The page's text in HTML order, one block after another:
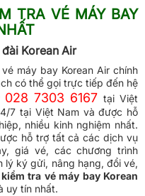
TRA VÉ MÁY BAY
Korean Air
máy bay Korean Air chính
có thể gọi trực tiếp đến hệ
028 7303 6167 tại Việt
7 tại Việt Nam và được hỗ
nhiều kinh nghiệm nhất.
hỗ trợ tất cả các dịch vụ
giá vé, các chương trình
lý ký gửi, nâng hạng, đổi vé,
kiểm tra vé máy bay Korean
uy tín nhất.